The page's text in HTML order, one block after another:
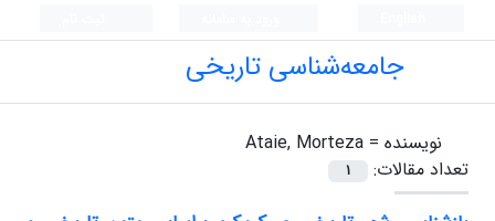
جامعه‌شناسی تاریخی
نویسنده = Ataie, Morteza
تعداد مقالات:
1